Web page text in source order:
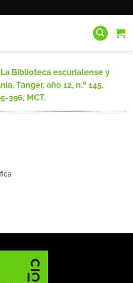
Biblioteca escurialense y
Tánger, año 12, n.º 145,
396, MCT.